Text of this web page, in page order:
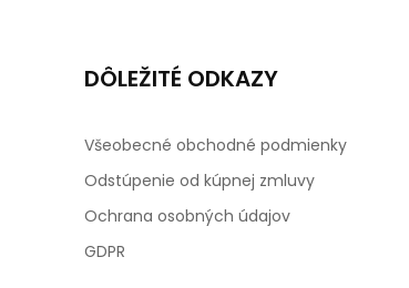
DÔLEŽITÉ ODKAZY
Všeobecné obchodné podmienky
Odstúpenie od kúpnej zmluvy
Ochrana osobných údajov
GDPR